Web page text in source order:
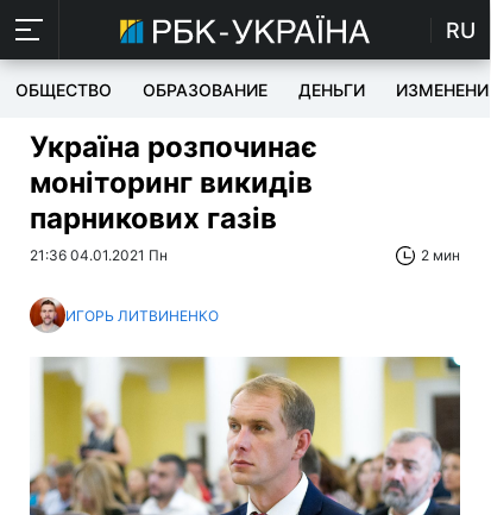
RU
ОБЩЕСТВО ОБРАЗОВАНИЕ ДЕНЬГИ ИЗМЕНЕНИЯ
Україна розпочинає
моніторинг викидів
парникових газів
21:36 04.01.2021 Пн 2 мин
ИГОРЬ ЛИТВИНЕНКО